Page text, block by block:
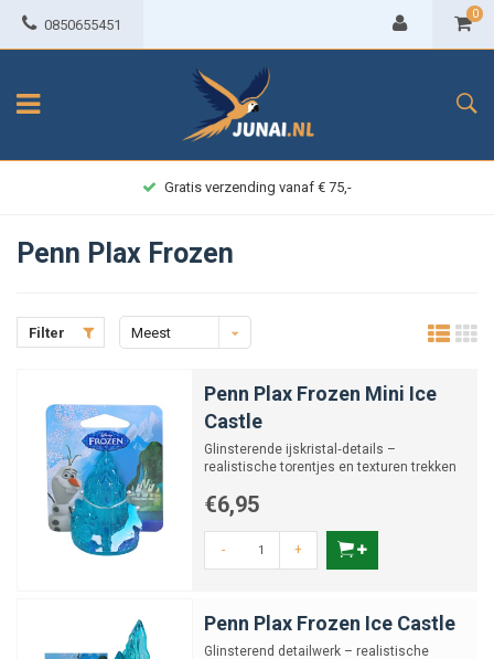
0850655451
0
Gratis verzending vanaf € 75,-
Penn Plax Frozen
Filter
Meest
Penn Plax Frozen Mini Ice
Castle
Glinsterende ijskristal‑details –
realistische torentjes en texturen trekken
€6,95
- +
Penn Plax Frozen Ice Castle
Glinsterend detailwerk – realistische